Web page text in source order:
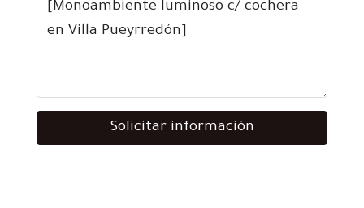
Solicitar información